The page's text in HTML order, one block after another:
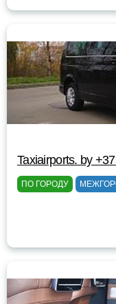
Taxiairports. by
ПО ГОРОДУ